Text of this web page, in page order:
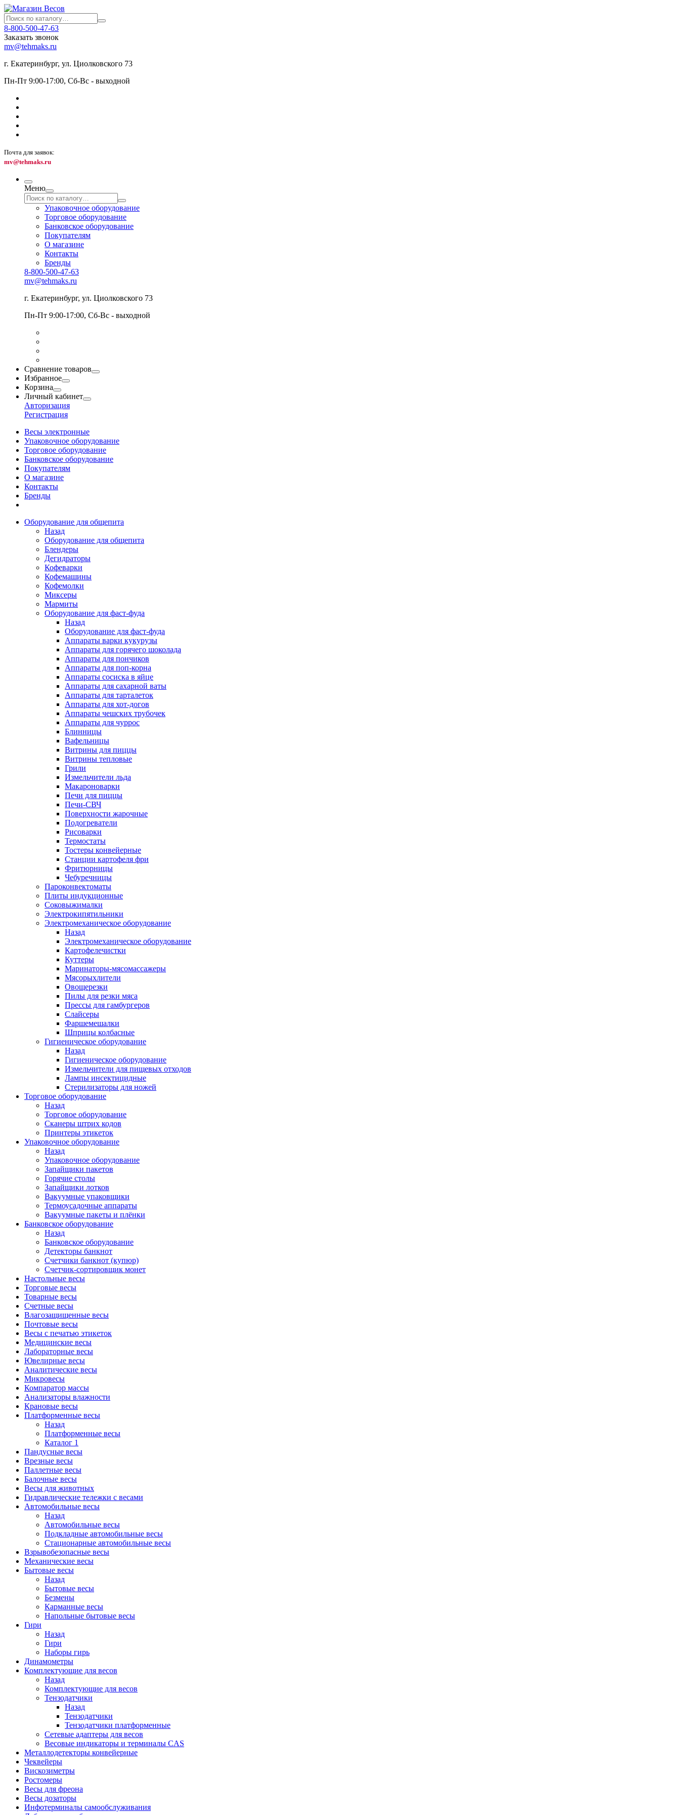
8-800-500-47-63
Заказать звонок
mv@tehmaks.ru
г. Екатеринбург, ул. Циолковского 73
Пн-Пт 9:00-17:00, Сб-Вс - выходной
Почта для заявок:
mv@tehmaks.ru
Меню
Упаковочное оборудование
Торговое оборудование
Банковское оборудование
Покупателям
О магазине
Контакты
Бренды
8-800-500-47-63
mv@tehmaks.ru
г. Екатеринбург, ул. Циолковского 73
Пн-Пт 9:00-17:00, Сб-Вс - выходной
Сравнение товаров
Избранное
Корзина
Личный кабинет
Авторизация
Регистрация
Весы электронные
Упаковочное оборудование
Торговое оборудование
Банковское оборудование
Покупателям
О магазине
Контакты
Бренды
Оборудование для общепита
Назад
Оборудование для общепита
Блендеры
Дегидраторы
Кофеварки
Кофемашины
Кофемолки
Миксеры
Мармиты
Оборудование для фаст-фуда
Назад
Оборудование для фаст-фуда
Аппараты варки кукурузы
Аппараты для горячего шоколада
Аппараты для пончиков
Аппараты для поп-корна
Аппараты сосиска в яйце
Аппараты для сахарной ваты
Аппараты для тарталеток
Аппараты для хот-догов
Аппараты чешских трубочек
Аппараты для чуррос
Блинницы
Вафельницы
Витрины для пиццы
Витрины тепловые
Грили
Измельчители льда
Макароноварки
Печи для пиццы
Печи-СВЧ
Поверхности жарочные
Подогреватели
Рисоварки
Термостаты
Тостеры конвейерные
Станции картофеля фри
Фритюрницы
Чебуречницы
Пароконвектоматы
Плиты индукционные
Соковыжималки
Электрокипятильники
Электромеханическое оборудование
Назад
Электромеханическое оборудование
Картофелечистки
Куттеры
Маринаторы-мясомассажеры
Мясорыхлители
Овощерезки
Пилы для резки мяса
Прессы для гамбургеров
Слайсеры
Фаршемешалки
Шприцы колбасные
Гигиеническое оборудование
Назад
Гигиеническое оборудование
Измельчители для пищевых отходов
Лампы инсектицидные
Стерилизаторы для ножей
Торговое оборудование
Назад
Торговое оборудование
Сканеры штрих кодов
Принтеры этикеток
Упаковочное оборудование
Назад
Упаковочное оборудование
Запайщики пакетов
Горячие столы
Запайщики лотков
Вакуумные упаковщики
Термоусадочные аппараты
Вакуумные пакеты и плёнки
Банковское оборудование
Назад
Банковское оборудование
Детекторы банкнот
Cчетчики банкнот (купюр)
Счетчик-сортировщик монет
Настольные весы
Торговые весы
Товарные весы
Счетные весы
Влагозащищенные весы
Почтовые весы
Весы с печатью этикеток
Медицинские весы
Лабораторные весы
Ювелирные весы
Аналитические весы
Микровесы
Компаратор массы
Анализаторы влажности
Крановые весы
Платформенные весы
Назад
Платформенные весы
Каталог 1
Пандусные весы
Врезные весы
Паллетные весы
Балочные весы
Весы для животных
Гидравлические тележки с весами
Автомобильные весы
Назад
Автомобильные весы
Подкладные автомобильные весы
Стационарные автомобильные весы
Взрывобезопасные весы
Механические весы
Бытовые весы
Назад
Бытовые весы
Безмены
Карманные весы
Напольные бытовые весы
Гири
Назад
Гири
Наборы гирь
Динамометры
Комплектующие для весов
Назад
Комплектующие для весов
Тензодатчики
Назад
Тензодатчики
Тензодатчики платформенные
Сетевые адаптеры для весов
Весовые индикаторы и терминалы CAS
Металлодетекторы конвейерные
Чеквейеры
Вискозиметры
Ростомеры
Весы для фреона
Весы дозаторы
Инфотерминалы самообслуживания